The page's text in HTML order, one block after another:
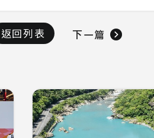
返回列表 下一篇